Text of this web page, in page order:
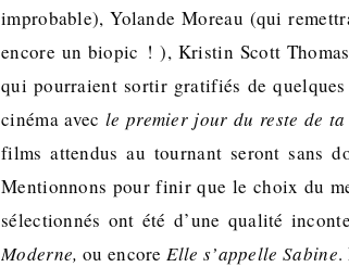
improbable), Yolande Moreau (qui
encore un biopic ! ), Kristin Scott
qui pourraient sortir gratifiés de quelques
cinéma avec le premier jour du reste de
films attendus au tournant seront sans
Mentionnons pour finir que le choix du
sélectionnés ont été d’une qualité
Moderne, ou encore Elle s’appelle Sabine.